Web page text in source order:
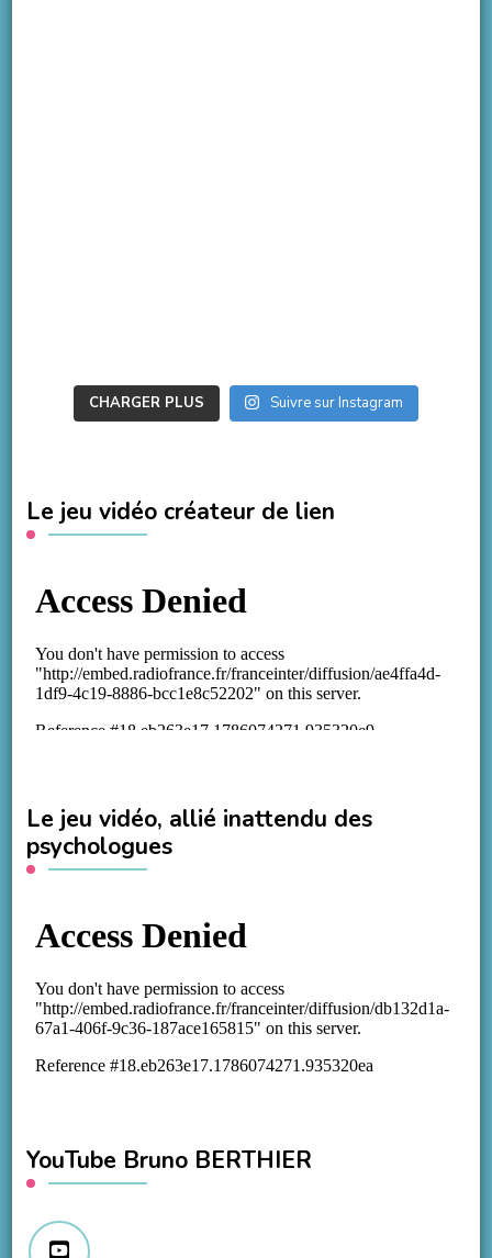
CHARGER PLUS Suivre sur Instagram
Le jeu vidéo créateur de lien
Le jeu vidéo, allié inattendu des
psychologues
YouTube Bruno BERTHIER